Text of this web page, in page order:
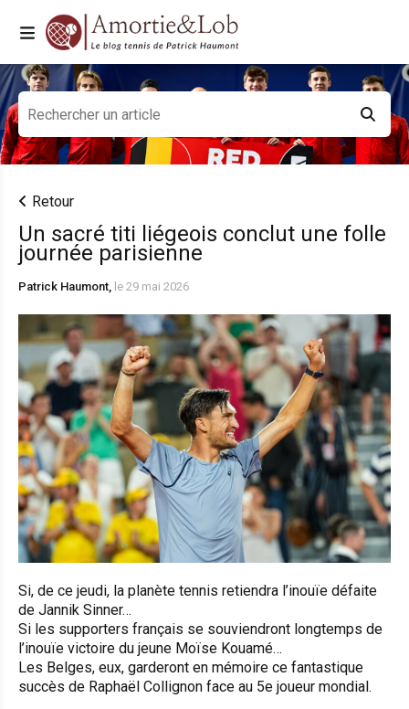
Retour
Un sacré titi liégeois conclut une folle
journée parisienne
Patrick Haumont, le 29 mai 2026
Si, de ce jeudi, la planète tennis retiendra l’inouïe défaite
de Jannik Sinner…
Si les supporters français se souviendront longtemps de
l’inouïe victoire du jeune Moïse Kouamé…
Les Belges, eux, garderont en mémoire ce fantastique
succès de Raphaël Collignon face au 5e joueur mondial.